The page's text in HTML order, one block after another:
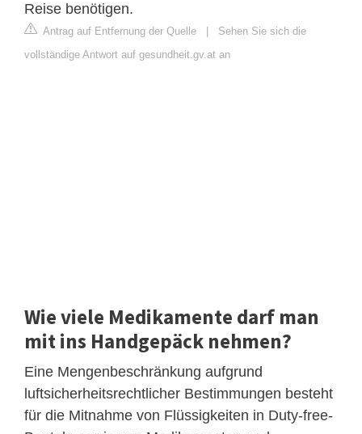
Reise benötigen.
Antrag auf Entfernung der Quelle
Sehen Sie sich die
vollständige Antwort auf gesundheit.gv.at an
Wie viele Medikamente darf man
mit ins Handgepäck nehmen?
Eine Mengenbeschränkung aufgrund
luftsicherheitsrechtlicher Bestimmungen besteht
für die Mitnahme von Flüssigkeiten in Duty-free-